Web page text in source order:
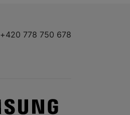
+420 778 750 678